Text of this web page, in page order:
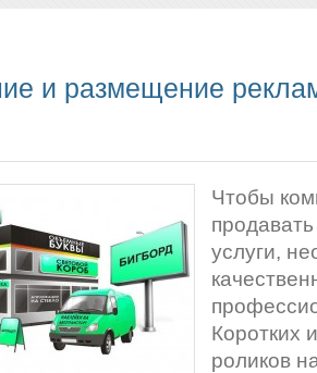
и размещение
Чтобы
услуги,
Коротких
роликов